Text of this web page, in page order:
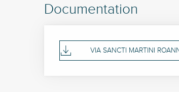
Documentation
VIA SANCTI MARTINI